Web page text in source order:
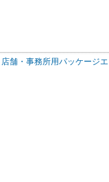
店舗・事務所用パッケージ